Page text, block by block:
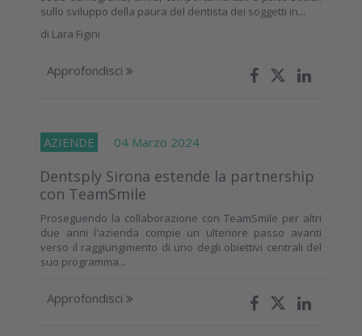
sullo sviluppo della paura del dentista dei soggetti in...
di Lara Figini
Approfondisci
AZIENDE 04 Marzo 2024
Dentsply Sirona estende la partnership
con TeamSmile
Proseguendo la collaborazione con TeamSmile per altri
due anni l'azienda compie un ulteriore passo avanti
verso il raggiungimento di uno degli obiettivi centrali del
suo programma...
Approfondisci